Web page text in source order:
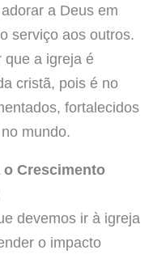
a Deus em
serviço aos outros.
que a igreja é
cristã, pois é no
fortalecidos
mundo.
Crescimento
devemos ir à igreja
o impacto